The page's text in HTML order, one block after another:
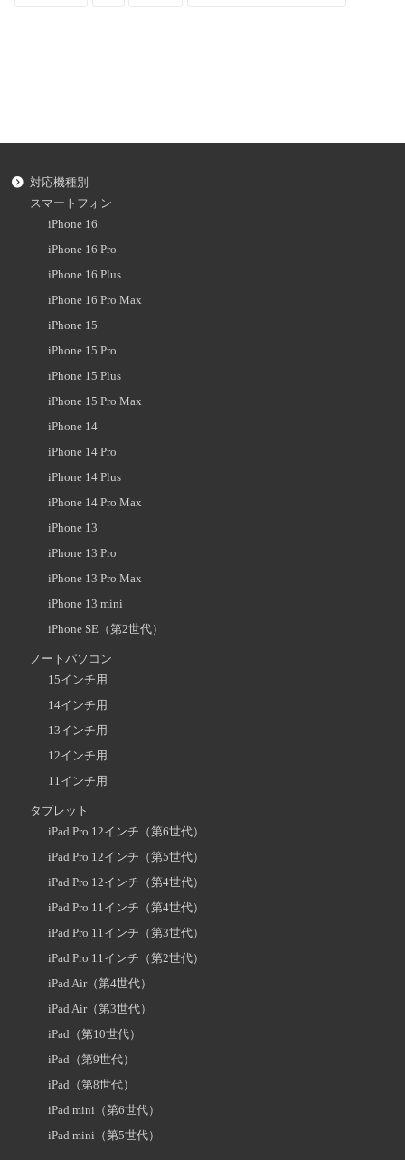
対応機種別
スマートフォン
iPhone 16
iPhone 16 Pro
iPhone 16 Plus
iPhone 16 Pro Max
iPhone 15
iPhone 15 Pro
iPhone 15 Plus
iPhone 15 Pro Max
iPhone 14
iPhone 14 Pro
iPhone 14 Plus
iPhone 14 Pro Max
iPhone 13
iPhone 13 Pro
iPhone 13 Pro Max
iPhone 13 mini
iPhone SE（第2世代）
ノートパソコン
15インチ用
14インチ用
13インチ用
12インチ用
11インチ用
タブレット
iPad Pro 12インチ（第6世代）
iPad Pro 12インチ（第5世代）
iPad Pro 12インチ（第4世代）
iPad Pro 11インチ（第4世代）
iPad Pro 11インチ（第3世代）
iPad Pro 11インチ（第2世代）
iPad Air（第4世代）
iPad Air（第3世代）
iPad（第10世代）
iPad（第9世代）
iPad（第8世代）
iPad mini（第6世代）
iPad mini（第5世代）